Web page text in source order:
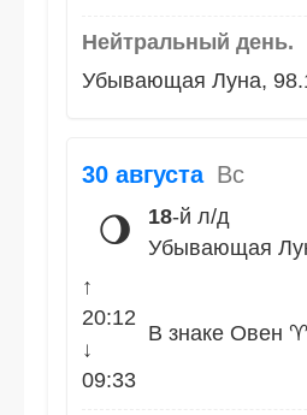
Нейтральный день.
Убывающая Луна,
30 августа Вс
🌖 18-й л/д
Убывающая
↑
20:12
↓
09:33
В знаке Овен ♈